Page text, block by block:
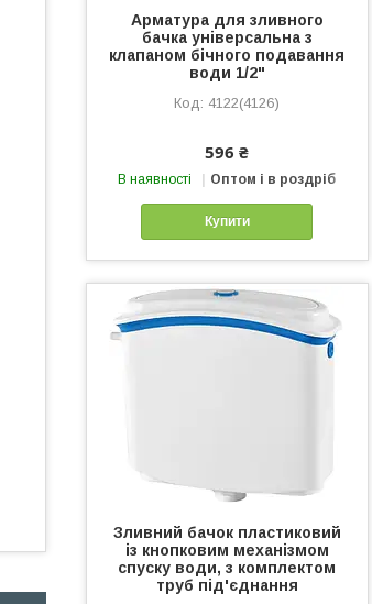
Арматура для зливного
бачка універсальна з
клапаном бічного подавання
води 1/2"
4122(4126)
596 ₴
В наявності Оптом і в роздріб
Купити
Зливний бачок пластиковий
із кнопковим механізмом
спуску води, з комплектом
труб під'єднання